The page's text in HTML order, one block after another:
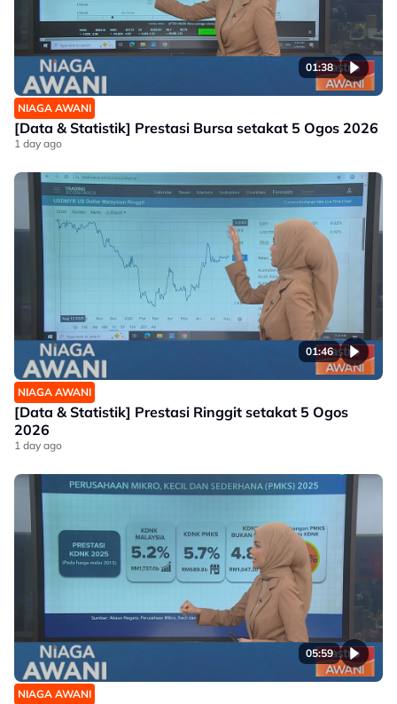
01:38
NIAGA AWANI
[Data & Statistik] Prestasi Bursa setakat 5 Ogos 2026
1 day ago
01:46
NIAGA AWANI
[Data & Statistik] Prestasi Ringgit setakat 5 Ogos
2026
1 day ago
05:59
NIAGA AWANI